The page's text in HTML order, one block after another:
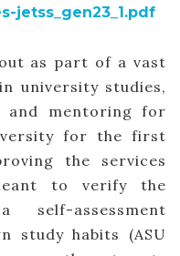
jetss_gen23_1.pdf
as part of a vast
university studies,
and mentoring for
for the first
the services
to verify the
assessment
study habits (ASU